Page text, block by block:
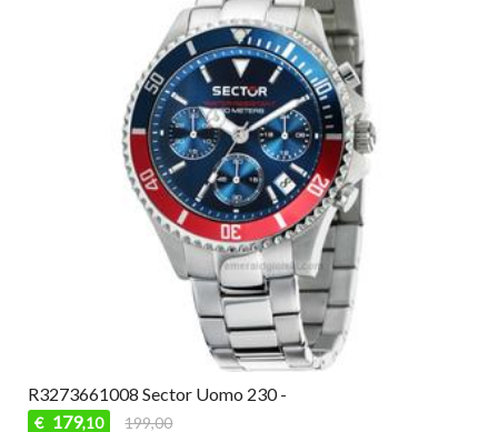
R3273661008 Sector Uomo 230 -
€ 179,10 199,00